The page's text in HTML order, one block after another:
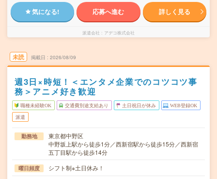
気になる! 応募へ進む 詳しく見る
派遣会社 アデコ株式会社
未読 掲載日 2026/08/09
週3日×時短！＜エンタメ企業でのコツコツ事
務＞アニメ好き歓迎
職種未経験OK 交通費別途支給あり 土日祝日が休み WEB登録OK
派遣
勤務地
東京都中野区
中野坂上駅から徒歩1分／西新宿駅から徒歩15分／西新宿
五丁目駅から徒歩14分
曜日頻度 シフト制※土日休み！